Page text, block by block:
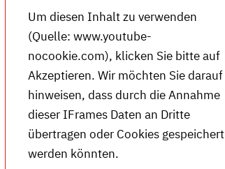
Um diesen Inhalt zu verwenden
(Quelle: www.youtube-
nocookie.com), klicken Sie bitte auf
Akzeptieren. Wir möchten Sie darauf
hinweisen, dass durch die Annahme
dieser IFrames Daten an Dritte
übertragen oder Cookies gespeichert
werden könnten.